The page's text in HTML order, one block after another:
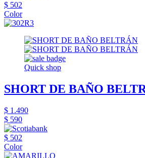
$ 502
Color
Quick shop
SHORT DE BAÑO
$ 1.490
$ 590
$ 502
Color